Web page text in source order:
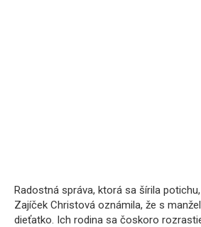
Radostná správa, ktorá sa šírila
Zajíček Christová oznámila, že s
dieťatko. Ich rodina sa čoskoro